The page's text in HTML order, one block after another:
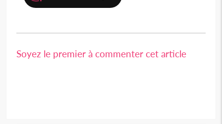
Soyez le premier à commenter cet article